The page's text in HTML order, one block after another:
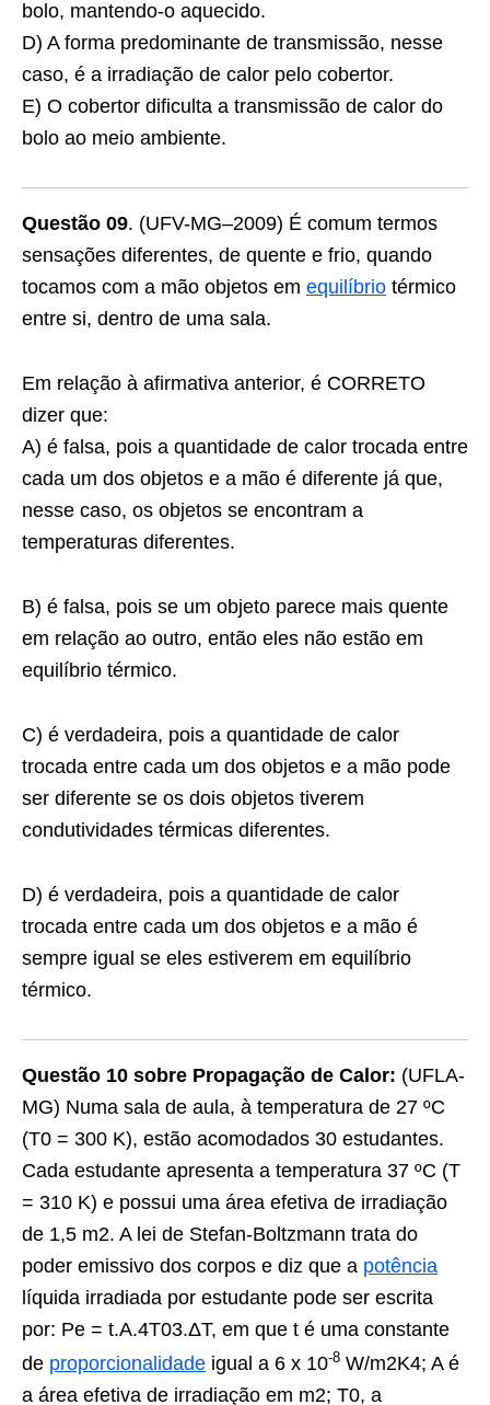
bolo, mantendo-o aquecido.
D) A forma predominante de transmissão, nesse
caso, é a irradiação de calor pelo cobertor.
E) O cobertor dificulta a transmissão de calor do
bolo ao meio ambiente.
Questão 09. (UFV-MG–2009) É comum termos
sensações diferentes, de quente e frio, quando
tocamos com a mão objetos em equilíbrio térmico
entre si, dentro de uma sala.
Em relação à afirmativa anterior, é CORRETO
dizer que:
A) é falsa, pois a quantidade de calor trocada entre
cada um dos objetos e a mão é diferente já que,
nesse caso, os objetos se encontram a
temperaturas diferentes.
B) é falsa, pois se um objeto parece mais quente
em relação ao outro, então eles não estão em
equilíbrio térmico.
C) é verdadeira, pois a quantidade de calor
trocada entre cada um dos objetos e a mão pode
ser diferente se os dois objetos tiverem
condutividades térmicas diferentes.
D) é verdadeira, pois a quantidade de calor
trocada entre cada um dos objetos e a mão é
sempre igual se eles estiverem em equilíbrio
térmico.
Questão 10 sobre Propagação de Calor: (UFLA-
MG) Numa sala de aula, à temperatura de 27 ºC
(T0 = 300 K), estão acomodados 30 estudantes.
Cada estudante apresenta a temperatura 37 ºC (T
= 310 K) e possui uma área efetiva de irradiação
de 1,5 m2. A lei de Stefan-Boltzmann trata do
poder emissivo dos corpos e diz que a potência
líquida irradiada por estudante pode ser escrita
por: Pe = t.A.4T03.ΔT, em que t é uma constante
de proporcionalidade igual a 6 x 10-8 W/m2K4; A é
a área efetiva de irradiação em m2; T0, a